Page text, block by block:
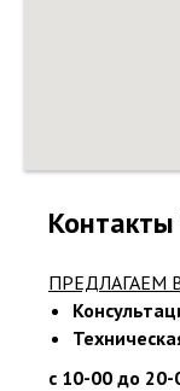
ПРЕДЛАГАЕМ
с 10-00 до 20-